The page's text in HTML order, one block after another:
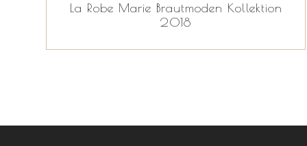
La Robe Marie Brautmoden Kollektion
2018